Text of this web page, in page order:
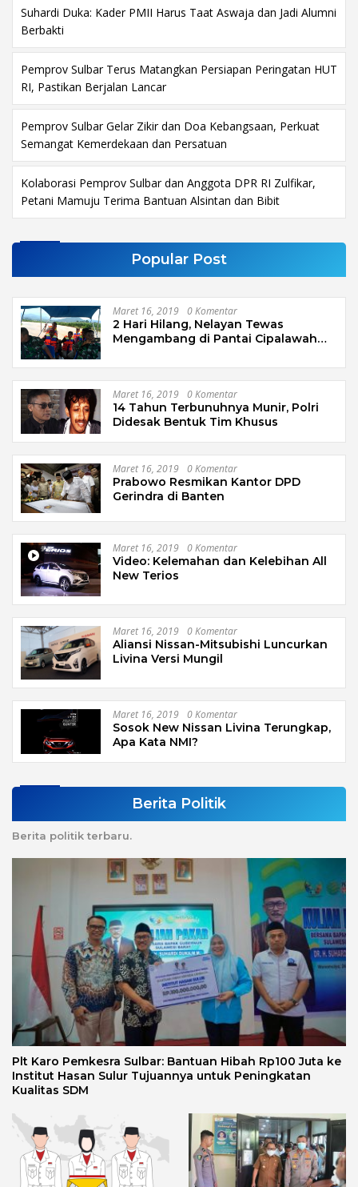
Suhardi Duka: Kader PMII Harus Taat Aswaja dan Jadi Alumni
Berbakti
Pemprov Sulbar Terus Matangkan Persiapan Peringatan HUT
RI, Pastikan Berjalan Lancar
Pemprov Sulbar Gelar Zikir dan Doa Kebangsaan, Perkuat
Semangat Kemerdekaan dan Persatuan
Kolaborasi Pemprov Sulbar dan Anggota DPR RI Zulfikar,
Petani Mamuju Terima Bantuan Alsintan dan Bibit
Popular Post
Maret 16, 2019 0 Komentar
2 Hari Hilang, Nelayan Tewas
Mengambang di Pantai Cipalawah
Maret 16, 2019 0 Komentar
14 Tahun Terbunuhnya Munir, Polri
Didesak Bentuk Tim Khusus
Maret 16, 2019 0 Komentar
Prabowo Resmikan Kantor DPD
Gerindra di Banten
Maret 16, 2019 0 Komentar
Video: Kelemahan dan Kelebihan All
New Terios
Maret 16, 2019 0 Komentar
Aliansi Nissan-Mitsubishi Luncurkan
Livina Versi Mungil
Maret 16, 2019 0 Komentar
Sosok New Nissan Livina Terungkap,
Apa Kata NMI?
Berita Politik
Berita politik terbaru.
Plt Karo Pemkesra Sulbar: Bantuan Hibah Rp100 Juta ke
Institut Hasan Sulur Tujuannya untuk Peningkatan
Kualitas SDM